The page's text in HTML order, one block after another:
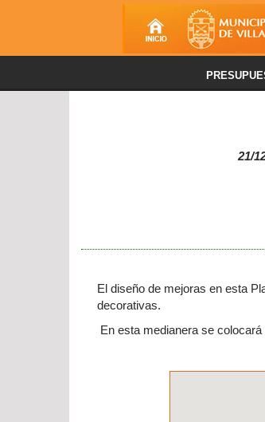
21/
El diseño de mejoras en esta
decorativas.
En esta medianera se